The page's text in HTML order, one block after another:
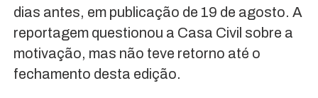
dias antes, em publicação de 19 de agosto. A
reportagem questionou a Casa Civil sobre a
motivação, mas não teve retorno até o
fechamento desta edição.